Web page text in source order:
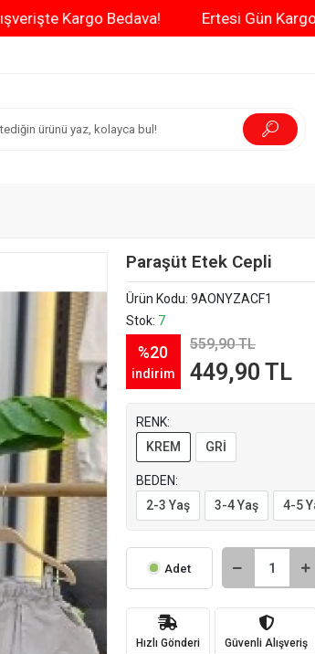
Üzeri Alışverişte Kargo Bedava! Ertesi
Paraşüt Etek Cepli
Ürün Kodu: 9AONYZACF1
Stok: 7
%20
indirim
559,90 TL
449,90 TL
RENK:
KREM
GRİ
BEDEN:
2-3 Yaş
3-4 Yaş 4-5
Adet
Hızlı Gönderi Güvenli Alışveriş